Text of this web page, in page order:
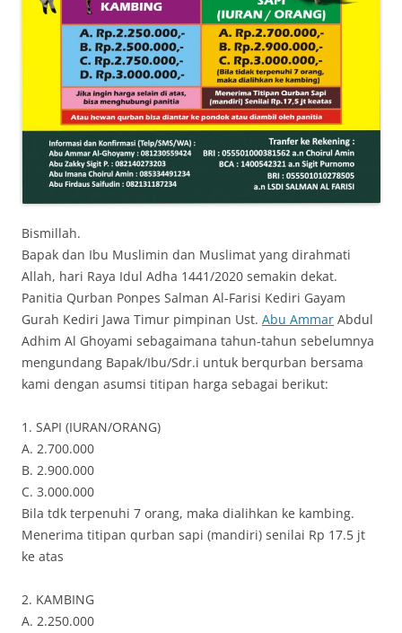
Bismillah.
Bapak dan Ibu Muslimin dan Muslimat yang dirahmati
Allah, hari Raya Idul Adha 1441/2020 semakin dekat.
Panitia Qurban Ponpes Salman Al-Farisi Kediri Gayam
Gurah Kediri Jawa Timur pimpinan Ust. Abu Ammar Abdul
Adhim Al Ghoyami sebagaimana tahun-tahun sebelumnya
mengundang Bapak/Ibu/Sdr.i untuk berqurban bersama
kami dengan asumsi titipan harga sebagai berikut:
1. SAPI (IURAN/ORANG)
A. 2.700.000
B. 2.900.000
C. 3.000.000
Bila tdk terpenuhi 7 orang, maka dialihkan ke kambing.
Menerima titipan qurban sapi (mandiri) senilai Rp 17.5 jt
ke atas
2. KAMBING
A. 2.250.000